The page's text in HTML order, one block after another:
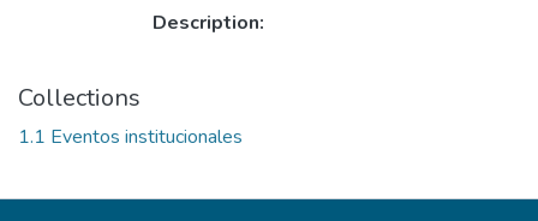
Description:
Collections
1.1 Eventos institucionales